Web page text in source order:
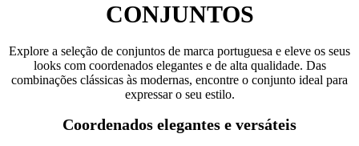
CONJUNTOS
Explore a seleção de conjuntos de marca portuguesa e eleve os seus
looks com coordenados elegantes e de alta qualidade. Das
combinações clássicas às modernas, encontre o conjunto ideal para
expressar o seu estilo.
Coordenados elegantes e versáteis